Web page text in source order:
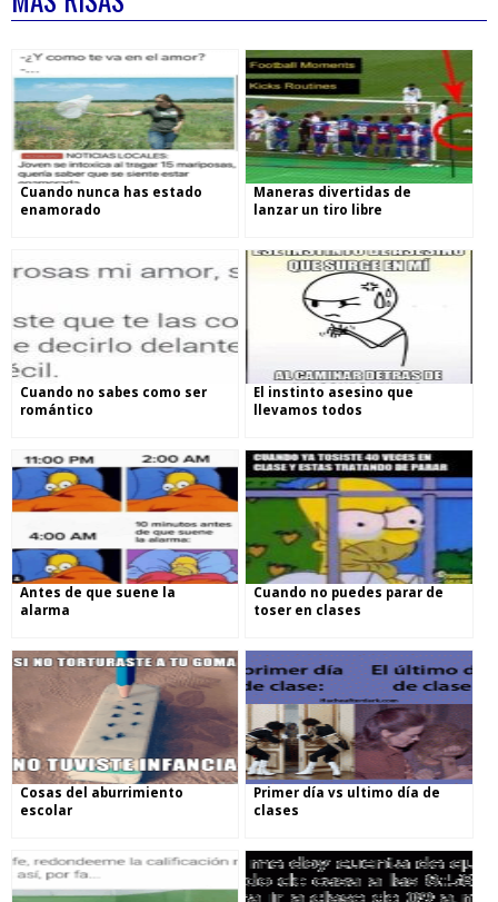
Cuando nunca has estado
enamorado
Maneras divertidas de
lanzar un tiro libre
Cuando no sabes como ser
romántico
El instinto asesino que
llevamos todos
Antes de que suene la
alarma
Cuando no puedes parar de
toser en clases
Cosas del aburrimiento
escolar
Primer día vs ultimo día de
clases